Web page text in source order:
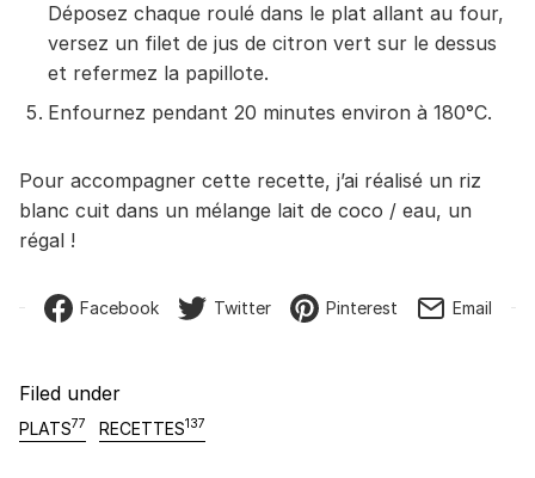
Déposez chaque roulé dans le plat allant au four,
versez un filet de jus de citron vert sur le dessus
et refermez la papillote.
Enfournez pendant 20 minutes environ à 180°C.
Pour accompagner cette recette, j’ai réalisé un riz
blanc cuit dans un mélange lait de coco / eau, un
régal !
Facebook Twitter Pinterest Email
Filed under
PLATS77 RECETTES137